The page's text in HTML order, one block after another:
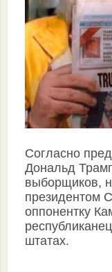
Согласно
Дональд
выборщиков,
президентом
оппонентку
штатах.